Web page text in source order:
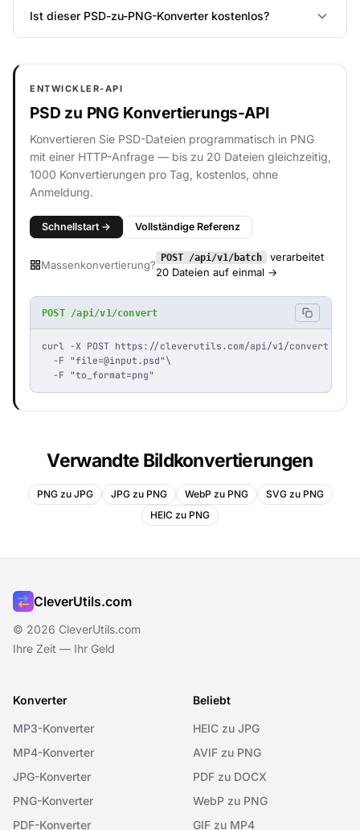
Ist dieser PSD-zu-PNG-Konverter kostenlos?
ENTWICKLER-API
PSD zu PNG Konvertierungs-API
Konvertieren Sie PSD-Dateien programmatisch in PNG
mit einer HTTP-Anfrage — bis zu 20 Dateien gleichzeitig,
1000 Konvertierungen pro Tag, kostenlos, ohne
Anmeldung.
Schnellstart → Vollständige Referenz
Massenkonvertierung?
POST /api/v1/batch
verarbeitet
20 Dateien auf einmal →
POST /api/v1/convert
curl -X POST https://cleverutils.com/api/v1/convert \
  -F "
file=@input.psd"\
  -F "to_format=png"
Verwandte Bildkonvertierungen
PNG zu JPG JPG zu PNG WebP zu PNG
SVG zu PNG
HEIC zu PNG
CleverUtils.com
© 2026 CleverUtils.com
Ihre Zeit — Ihr Geld
Konverter
MP3-Konverter
MP4-Konverter
JPG-Konverter
PNG-Konverter
PDF-Konverter
Beliebt
HEIC zu JPG
AVIF zu PNG
PDF zu DOCX
WebP zu PNG
GIF zu MP4